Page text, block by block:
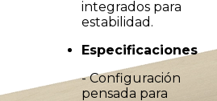
integrados para
estabilidad.
Especificaciones
- Configuración
pensada para